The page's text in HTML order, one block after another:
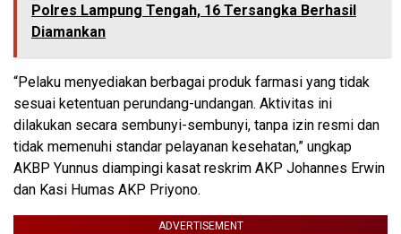
Polres Lampung Tengah, 16 Tersangka Berhasil
Diamankan
“Pelaku menyediakan berbagai produk farmasi yang tidak
sesuai ketentuan perundang-undangan. Aktivitas ini
dilakukan secara sembunyi-sembunyi, tanpa izin resmi dan
tidak memenuhi standar pelayanan kesehatan,” ungkap
AKBP Yunnus diampingi kasat reskrim AKP Johannes Erwin
dan Kasi Humas AKP Priyono.
ADVERTISEMENT